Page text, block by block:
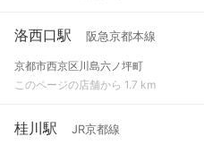
洛西口駅 阪急京都本線
京都市西京区川島六ノ坪町
このページの店舗から 1.7 km
桂川駅 JR京都線